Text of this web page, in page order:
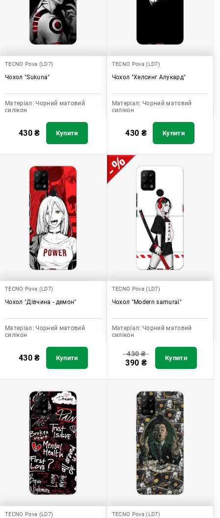
TECNO Pova (LD7)
Чохол "Sukuna"
Матеріал: Чорний матовий
силікон
430₴ Купити
TECNO Pova (LD7)
Чохол "Хелсинг Алукард"
Матеріал: Чорний матовий
силікон
430 ₴ Купити
TECNO Pova (LD7)
Чохол "Дівчина - демон"
Матеріал: Чорний матовий
силікон
430₴ Купити
TECNO Pova (LD7)
Чохол "Modern samurai"
Матеріал: Чорний матовий
силікон
430₴
390 ₴ Купити
TECNO Pova (LD7) TECNO Pova (LD7)